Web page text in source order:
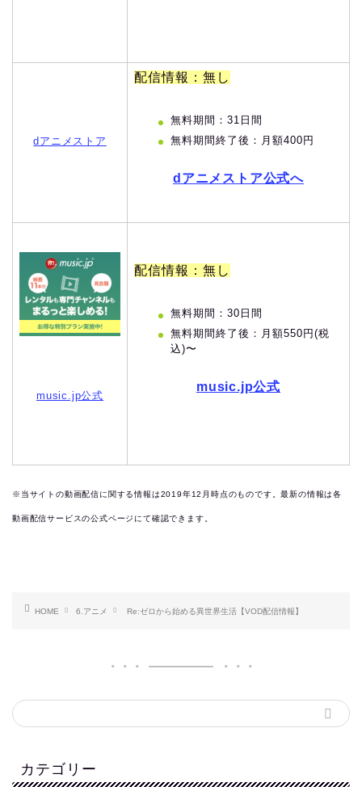
dアニメストア
配信情報：無し
無料期間：31日間
無料期間終了後：月額400円
dアニメストア公式へ
music.jp公式
配信情報：無し
無料期間：30日間
無料期間終了後：月額550円(税
込)〜
music.jp公式
※当サイトの動画配信に関する情報は2019年12月時点のものです。最新の情報は各
動画配信サービスの公式ページにて確認できます。
HOME 6.アニメ Re:ゼロから始める異世界生活【VOD配信情報】
カテゴリー